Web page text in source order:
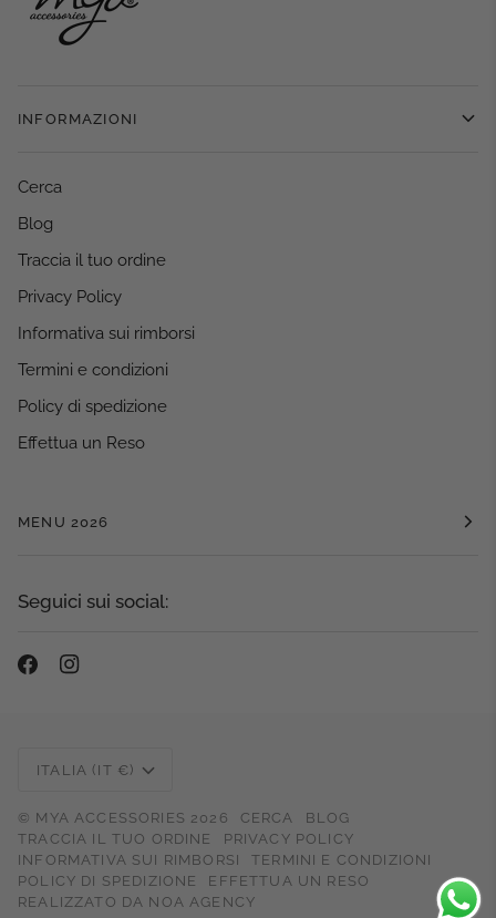
INFORMAZIONI
Cerca
Blog
Traccia il tuo ordine
Privacy Policy
Informativa sui rimborsi
Termini e condizioni
Policy di spedizione
Effettua un Reso
MENU 2026
Seguici sui social:
Valuta
ITALIA (IT €)
© MYA ACCESSORIES 2026 CERCA
BLOG
TRACCIA IL TUO ORDINE
PRIVACY POLICY
INFORMATIVA SUI RIMBORSI
TERMINI E CONDIZIONI
POLICY DI SPEDIZIONE
EFFETTUA UN RESO
REALIZZATO DA NOA AGENCY